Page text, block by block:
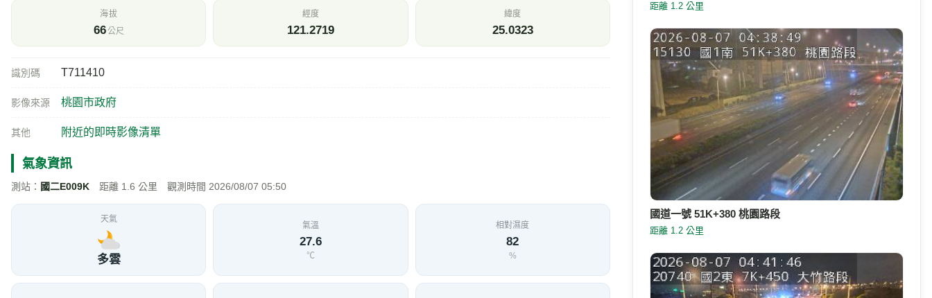
海拔
66公尺
經度
121.2719
緯度
25.0323
識別碼 T711410
影像來源 桃園市政府
其他 附近的即時影像清單
氣象資訊
測站： 國二E009K 距離 1.6 公里 觀測時間 2026/08/07 05:50
天氣
多雲
氣溫
27.6
℃
相對濕度
82
%
距離 1.2 公里
國道一號 51K+380 桃園路段
距離 1.2 公里